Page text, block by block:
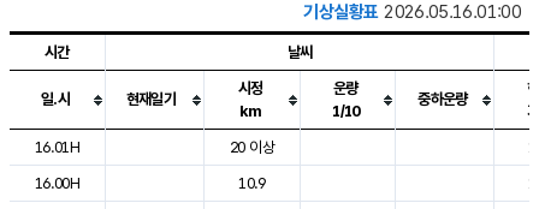
기상실황표 2026.05.16.01:00
도시별 기상실황표로 지점, 날씨, 기온, 강수, 바람, 기압등을 안내한 표입
시간 날씨
일.시 현재일기
시정
km
운량
1/10
중하운량
16.01H
20 이상
16.00H
10.9